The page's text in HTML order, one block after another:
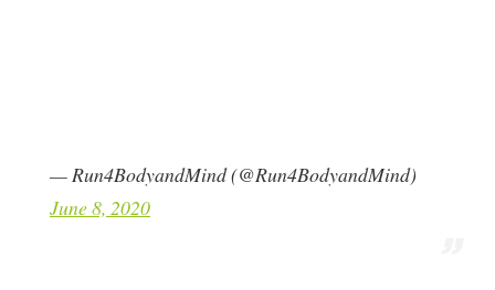
— Run4BodyandMind (@Run4BodyandMind)
June 8, 2020